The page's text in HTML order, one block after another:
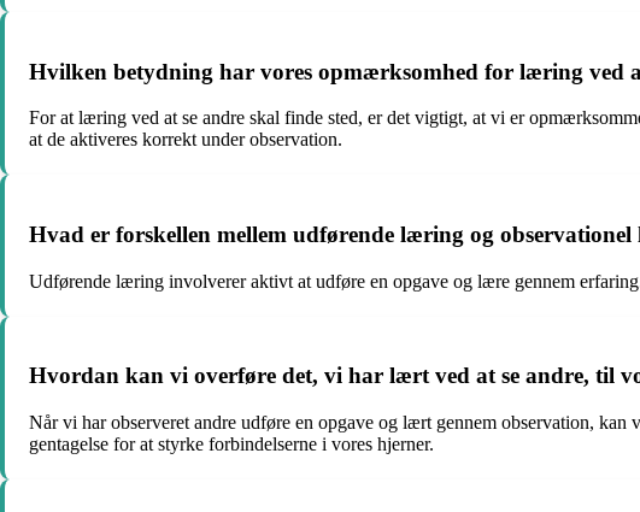
Hvilken betydning har vores opmærksomhed for læring ved
For at læring ved at se andre skal finde sted, er det vigtigt, at vi er
at de aktiveres korrekt under observation.
Hvad er forskellen mellem udførende læring og
Udførende læring involverer aktivt at udføre en opgave og lære gennem
Hvordan kan vi overføre det, vi har lært ved at se andre, til
Når vi har observeret andre udføre en opgave og lært gennem observation,
gentagelse for at styrke forbindelserne i vores hjerner.